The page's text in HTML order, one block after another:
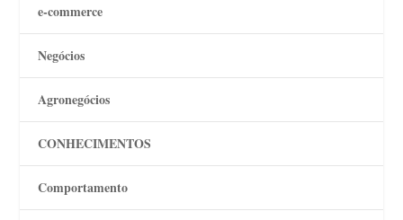
e-commerce
Negócios
Agronegócios
CONHECIMENTOS
Comportamento